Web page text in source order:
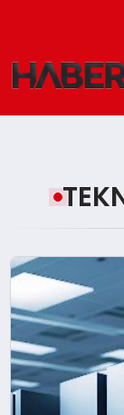
EKONOMI
SPOR
TEKNOLOJI
EĞITIM